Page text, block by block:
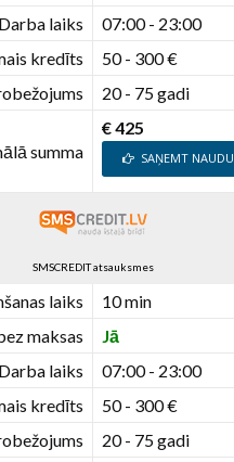
Darba laiks
07:00 - 23:00
kredīts
50 - 300 €
20 - 75 gadi
summa
€ 425
SAŅEMT NAUDU
SMSCREDIT atsauksmes
laiks
10 min
maksas
Jā
Darba laiks
07:00 - 23:00
kredīts
50 - 300 €
20 - 75 gadi